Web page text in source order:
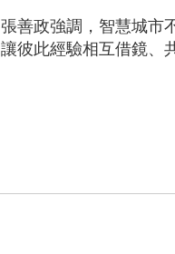
張善政強調，智慧城市
讓彼此經驗相互借鏡、